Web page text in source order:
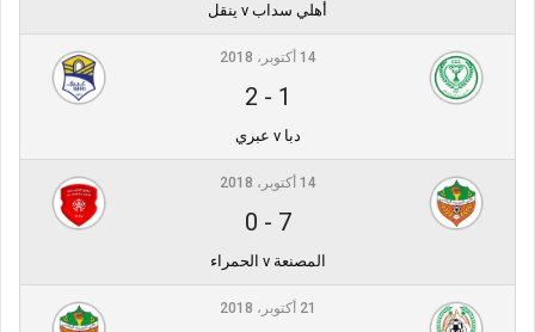
أهلي سداب v ينقل
14 أكتوبر، 2018
1
-
2
دبا v عبري
14 أكتوبر، 2018
7
-
0
المصنعة v الحمراء
21 أكتوبر، 2018